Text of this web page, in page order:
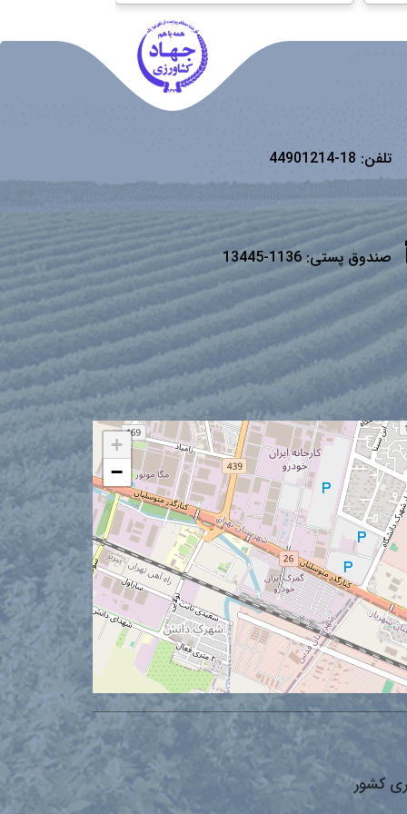
تلفن: 18-44901214
صندوق پستی:1136-13445
+
−
کشور